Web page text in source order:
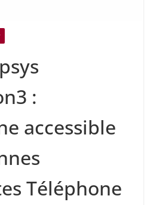
:
accessible
Téléphone